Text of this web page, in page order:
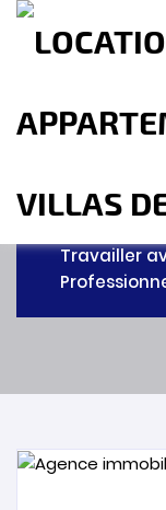
Accueil A
OUR
Tanger
Travailler